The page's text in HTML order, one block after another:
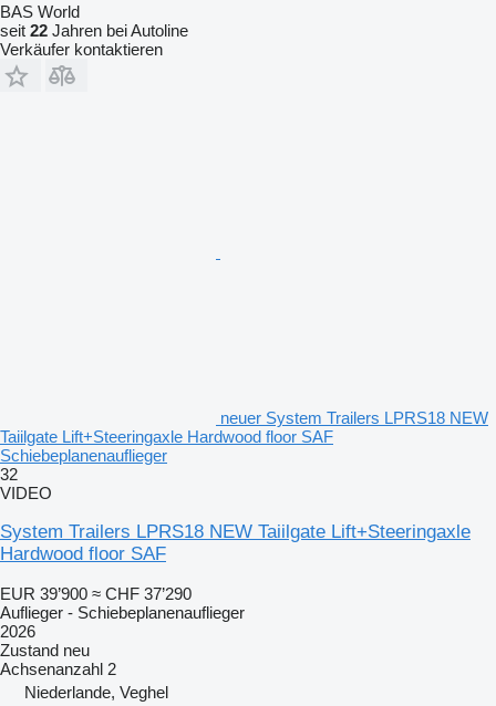
BAS World
seit 22 Jahren bei Autoline
Verkäufer kontaktieren
neuer System Trailers LPRS18 NEW
Taiilgate Lift+Steeringaxle Hardwood floor SAF
Schiebeplanenauflieger
32
VIDEO
System Trailers LPRS18 NEW Taiilgate Lift+Steeringaxle
Hardwood floor SAF
EUR 39’900 ≈ CHF 37’290
Auflieger - Schiebeplanenauflieger
2026
Zustand neu
Achsenanzahl 2
Niederlande, Veghel